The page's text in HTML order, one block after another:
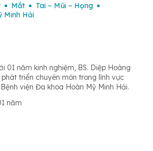
Mắt
Tai – Mũi – Họng
Minh Hải
01 năm kinh nghiệm, BS. Diệp Hoàng
triển chuyên môn trong lĩnh vực
viện Đa khoa Hoàn Mỹ Minh Hải.
năm